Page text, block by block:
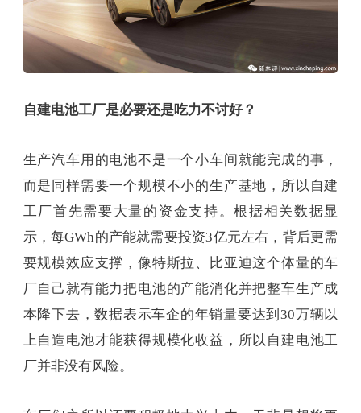
自建电池工厂是必要还是吃力不讨好？
生产汽车用的电池不是一个小车间就能完成的事，
而是同样需要一个规模不小的生产基地，所以自建
工厂首先需要大量的资金支持。根据相关数据显
示，每GWh的产能就需要投资3亿元左右，背后更需
要规模效应支撑，像特斯拉、比亚迪这个体量的车
厂自己就有能力把电池的产能消化并把整车生产成
本降下去，数据表示车企的年销量要达到30万辆以
上自造电池才能获得规模化收益，所以自建电池工
厂并非没有风险。